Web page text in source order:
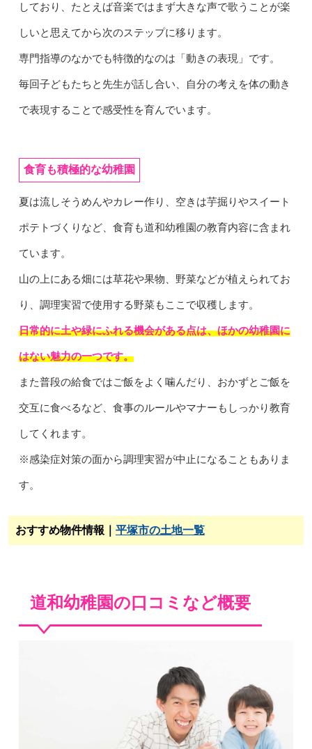
しており、たとえば音楽ではまず大きな声で歌うことが楽
しいと思えてから次のステップに移ります。
専門指導のなかでも特徴的なのは「動きの表現」です。
毎回子どもたちと先生が話し合い、自分の考えを体の動き
で表現することで感受性を育んでいます。
食育も積極的な幼稚園
夏は流しそうめんやカレー作り、空きは芋掘りやスイート
ポテトづくりなど、食育も道和幼稚園の教育内容に含まれ
ています。
山の上にある畑には草花や果物、野菜などが植えられてお
り、調理実習で使用する野菜もここで収穫します。
日常的に土や緑にふれる機会がある点は、ほかの幼稚園に
はない魅力の一つです。
また普段の給食ではご飯をよく噛んだり、おかずとご飯を
交互に食べるなど、食事のルールやマナーもしっかり教育
してくれます。
※感染症対策の面から調理実習が中止になることもありま
す。
おすすめ物件情報｜ 平塚市の土地一覧
道和幼稚園の口コミなど概要